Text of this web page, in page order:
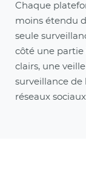
Chaque
moins étendu
seule
côté une partie
clairs, une
surveillance de
réseaux